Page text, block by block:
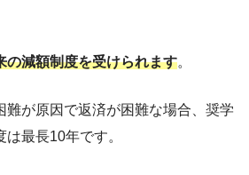
の減額制度を受けられます。
難が原因で返済が困難な場合、奨学
最長10年です。